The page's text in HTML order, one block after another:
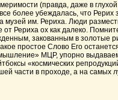
(правда, даже в глухой
более убеждалась, что Рерих
им. Рериха. Люди
Рериха ох как далеко.
закованным в золотые
простое Слово Его
МЦР, упорно
«космических
части в проходе, а на самых